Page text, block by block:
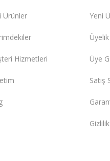
Ürünler
Hizmetleri
Yeni
Üye
Satış